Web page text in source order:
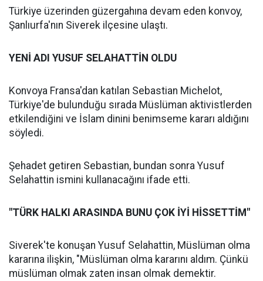
Türkiye üzerinden güzergahına devam eden konvoy,
Şanlıurfa'nın Siverek ilçesine ulaştı.
YENİ ADI YUSUF SELAHATTİN OLDU
Konvoya Fransa'dan katılan Sebastian Michelot,
Türkiye'de bulunduğu sırada Müslüman aktivistlerden
etkilendiğini ve İslam dinini benimseme kararı aldığını
söyledi.
Şehadet getiren Sebastian, bundan sonra Yusuf
Selahattin ismini kullanacağını ifade etti.
"TÜRK HALKI ARASINDA BUNU ÇOK İYİ HİSSETTİM"
Siverek'te konuşan Yusuf Selahattin, Müslüman olma
kararına ilişkin, "Müslüman olma kararını aldım. Çünkü
müslüman olmak zaten insan olmak demektir.